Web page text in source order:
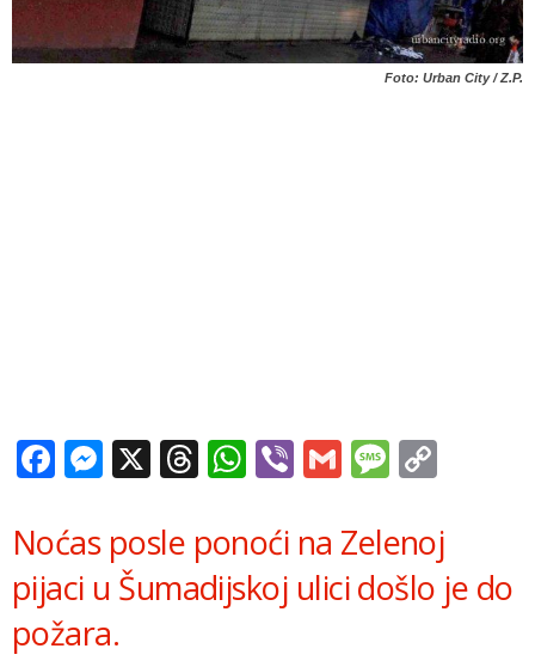
Foto: Urban City / Z.P.
Facebook
Messenger
X Threads
WhatsApp
ViberGmail
Noćas posle ponoći na Zelenoj
pijaci u Šumadijskoj ulici došlo je do
požara.